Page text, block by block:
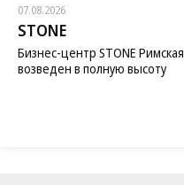
07.08.2026
STONE
Бизнес-центр STONE Римская
возведен в полную высоту